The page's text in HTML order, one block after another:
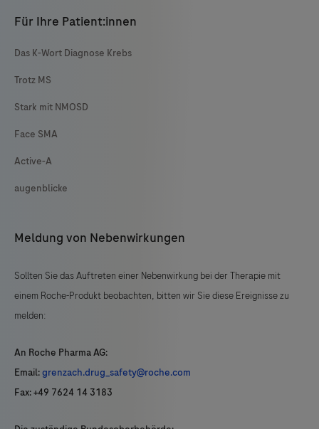
Für Ihre Patient:innen
Das K-Wort Diagnose Krebs
Trotz MS
Stark mit NMOSD
Face SMA
Active-A
augenblicke
Meldung von Nebenwirkungen
Sollten Sie das Auftreten einer Nebenwirkung bei der Therapie mit
einem Roche-Produkt beobachten, bitten wir Sie diese Ereignisse zu
melden:
An Roche Pharma AG:
Email:grenzach.drug_safety@roche.com
Fax: +49 7624 14 3183